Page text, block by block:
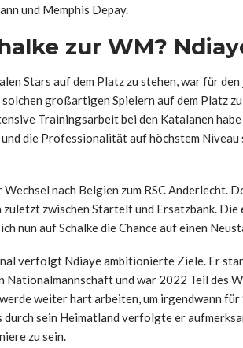
und Memphis Depay.
zur WM?
Stars auf dem Platz zu stehen, war für
großartigen Spielern auf dem Platz
Trainingsarbeit bei den Katalanen
die Professionalität auf höchstem
nach Belgien zum RSC Anderlecht.
zuletzt zwischen Startelf und Ersatzbank.
nun auf Schalke die Chance auf einen
verfolgt Ndiaye ambitionierte Ziele. Er
Nationalmannschaft und war 2022 Teil des
werde weiter hart arbeiten, um irgendwann
durch sein Heimatland verfolgte er
zu sein.